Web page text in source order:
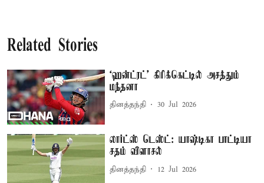
Related Stories
‘ஹன்ட்ரட்’ கிரிக்கெட்டில் அசத்தும்
மந்தனா
தினத்தந்தி 30 Jul 2026
லார்ட்ஸ் டெஸ்ட்: யாஷ்டிகா பாட்டியா
சதம் விளாசல்
தினத்தந்தி 12 Jul 2026